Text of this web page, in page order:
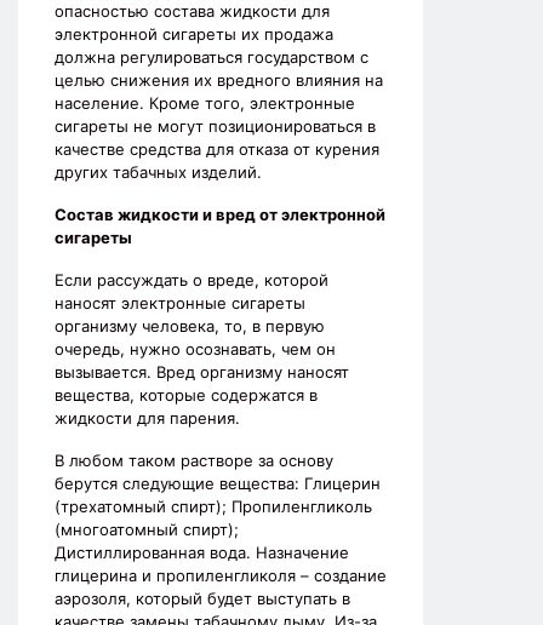
опасностью состава жидкости для
электронной сигареты их продажа
должна регулироваться государством с
целью снижения их вредного влияния на
население. Кроме того, электронные
сигареты не могут позиционироваться в
качестве средства для отказа от курения
других табачных изделий.
Состав жидкости и вред от электронной
сигареты
Если рассуждать о вреде, которой
наносят электронные сигареты
организму человека, то, в первую
очередь, нужно осознавать, чем он
вызывается. Вред организму наносят
вещества, которые содержатся в
жидкости для парения.
В любом таком растворе за основу
берутся следующие вещества: Глицерин
(трехатомный спирт); Пропиленгликоль
(многоатомный спирт);
Дистиллированная вода. Назначение
глицерина и пропиленгликоля – создание
аэрозоля, который будет выступать в